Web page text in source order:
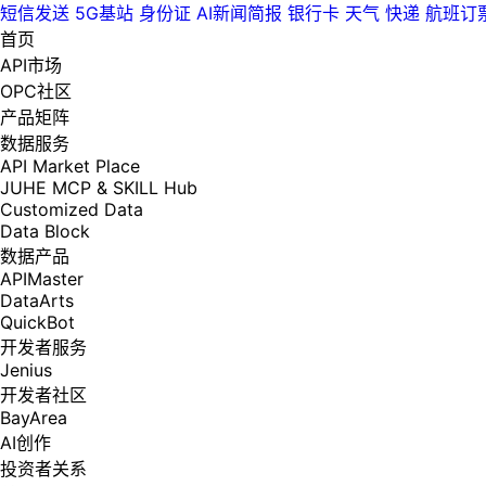
短信发送 5G基站 身份证 AI新闻简报 银行卡 天气 快递 航班订
首页
API市场
OPC社区
产品矩阵
数据服务
API Market Place
JUHE MCP & SKILL Hub
Customized Data
Data Block
数据产品
APIMaster
DataArts
QuickBot
开发者服务
Jenius
开发者社区
BayArea
AI创作
投资者关系